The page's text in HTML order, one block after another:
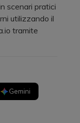
scenari pratici
utilizzando il
tramite
Gemini